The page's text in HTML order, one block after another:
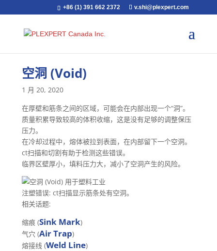
+86 (1) 391 662 2372 v.shi@plexpert.com
空洞 (Void)
1 月 20, 2020
在厚壁和筋条之间的区域，可能会在内部出现一个“洞”。
质量积累导致较高的体积收缩，这是没有足够的调整保压
压力。
在冷却过程中，熔体被拉到表面，在内部留下一个空洞。
ct扫描和切割有助于检测这些错误。
临界区壁厚小，填料压力大，减小了空洞产生的风险。
注塑错误: ct扫描显示筋条处有空洞。
相关话题:
缩痕 (Sink Mark)
气穴 (Air Trap)
熔接线 (Weld Line)